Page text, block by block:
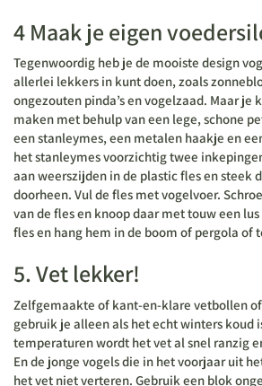
4 Maak je eigen
Tegenwoordig heb je de mooiste design
allerlei lekkers in kunt doen, zoals
ongezouten pinda’s en vogelzaad. Maar je
maken met behulp van een lege, schone
een stanleymes, een metalen haakje en
het stanleymes voorzichtig twee
aan weerszijden in de plastic fles en steek
doorheen. Vul de fles met vogelvoer.
van de fles en knoop daar met touw een lus
fles en hang hem in de boom of pergola of
5. Vet lekker!
Zelfgemaakte of kant-en-klare vetbollen
gebruik je alleen als het echt winters koud
temperaturen wordt het vet al snel ranzig
En de jonge vogels die in het voorjaar uit
het vet niet verteren. Gebruik een blok